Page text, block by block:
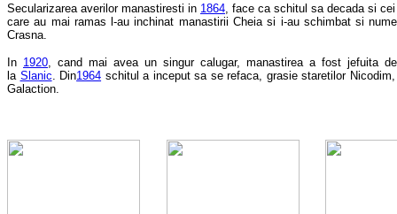
Secularizarea averilor manastiresti in 1864 , face ca schitul sa decada si
care au mai ramas l-au inchinat manastirii Cheia si i-au schimbat si
Crasna.
In 1920 , cand mai avea un singur calugar, manastirea a fost jefuita
la Slanic . Din1964 schitul a inceput sa se refaca, grasie staretilor
Galaction.